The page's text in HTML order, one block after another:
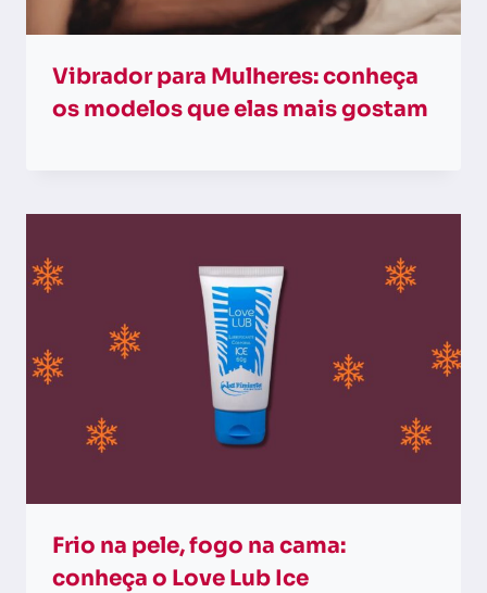
Vibrador para Mulheres: conheça
os modelos que elas mais gostam
Frio na pele, fogo na cama:
conheça o Love Lub Ice